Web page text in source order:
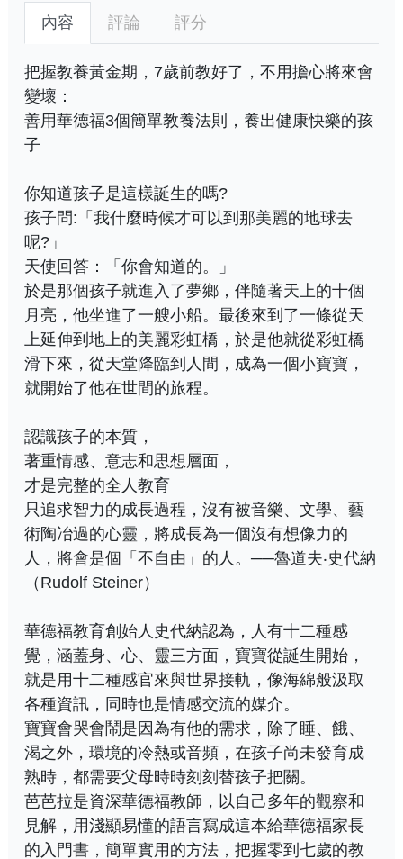
內容 評論 評分
把握教養黃金期，7歲前教好了，不用擔心將來會
變壞：
善用華德福3個簡單教養法則，養出健康快樂的孩
子
你知道孩子是這樣誕生的嗎?
孩子問:「我什麼時候才可以到那美麗的地球去
呢?」
天使回答：「你會知道的。」
於是那個孩子就進入了夢鄉，伴隨著天上的十個
月亮，他坐進了一艘小船。最後來到了一條從天
上延伸到地上的美麗彩虹橋，於是他就從彩虹橋
滑下來，從天堂降臨到人間，成為一個小寶寶，
就開始了他在世間的旅程。
認識孩子的本質，
著重情感、意志和思想層面，
才是完整的全人教育
只追求智力的成長過程，沒有被音樂、文學、藝
術陶冶過的心靈，將成長為一個沒有想像力的
人，將會是個「不自由」的人。──魯道夫‧史代納
（Rudolf Steiner）
華德福教育創始人史代納認為，人有十二種感
覺，涵蓋身、心、靈三方面，寶寶從誕生開始，
就是用十二種感官來與世界接軌，像海綿般汲取
各種資訊，同時也是情感交流的媒介。
寶寶會哭會鬧是因為有他的需求，除了睡、餓、
渴之外，環境的冷熱或音頻，在孩子尚未發育成
熟時，都需要父母時時刻刻替孩子把關。
芭芭拉是資深華德福教師，以自己多年的觀察和
見解，用淺顯易懂的語言寫成這本給華德福家長
的入門書，簡單實用的方法，把握零到七歲的教